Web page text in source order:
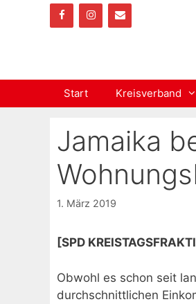
Start Kreisverband
Jamaika
1. März 2019
[SPD
Obwohl es schon seit
durchschnittlichen